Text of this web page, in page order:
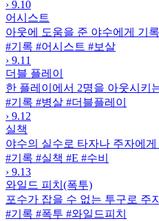
› 9.10
어시스트
아웃에 도움을 준 야수에게 기
#기록 #어시스트 #보살
› 9.11
더블 플레이
한 플레이에서 2명을 아웃시키
#기록 #병살 #더블플레이
› 9.12
실책
야수의 실수로 타자나 주자에
#기록 #실책 #E #수비
› 9.13
와일드 피치(폭투)
포수가 잡을 수 없는 투구로 주
#기록 #폭투 #와일드피치